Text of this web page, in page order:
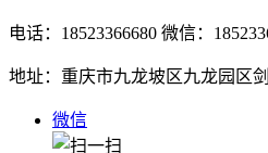
电话：18523366680 微信：
地址：重庆市九龙坡区九龙园区
微信